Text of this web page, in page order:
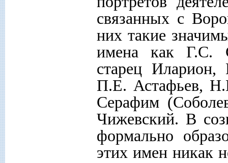
связанных с
них такие
имена как Г.С.
старец
П.Е. Астафьев,
Серафим
Чижевский. В
формально
этих имен никак